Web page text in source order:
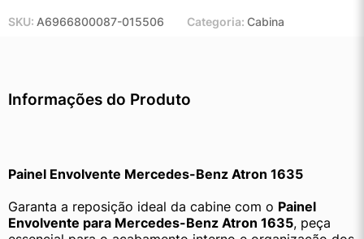
SKU: A6966800087-015506 Categoria: Cabina
Informações do Produto
Painel Envolvente Mercedes-Benz Atron 1635
Garanta a reposição ideal da cabine com o Painel
Envolvente para Mercedes-Benz Atron 1635, peça